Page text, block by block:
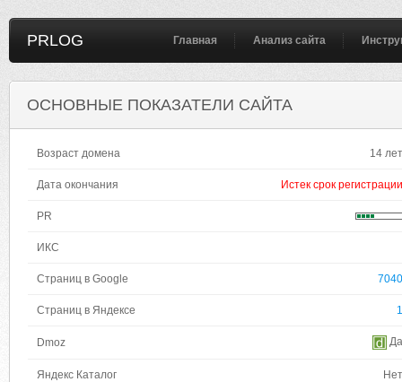
PRLOG Главная Анализ сайта
ОСНОВНЫЕ ПОКАЗАТЕЛИ САЙТА
Возраст домена 14 лет
Дата окончания Истек срок регистрации
PR
ИКС
Страниц в Google 7040
Страниц в Яндексе 1
Dmoz Да
Яндекс Каталог Нет